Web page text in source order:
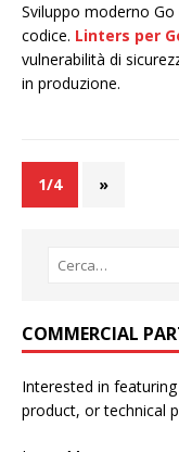
Sviluppo moderno
codice. Linters per
vulnerabilità di
in produzione.
1/4 »
COMMERCIAL
Interested in
product, or technical